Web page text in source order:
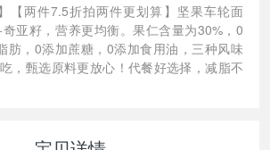
【两件7.5折拍两件更划算】坚果车轮面
亚籽，营养更均衡。果仁含量为30%，0
肪，0添加蔗糖，0添加食用油，三种风味
，甄选原料更放心！代餐好选择，减脂不